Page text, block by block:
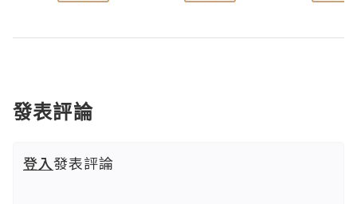
發表評論
登入發表評論